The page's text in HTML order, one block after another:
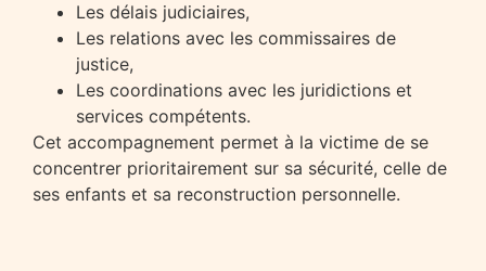
Les délais judiciaires,
Les relations avec les commissaires de
justice,
Les coordinations avec les juridictions et
services compétents.
Cet accompagnement permet à la victime de se
concentrer prioritairement sur sa sécurité, celle de
ses enfants et sa reconstruction personnelle.